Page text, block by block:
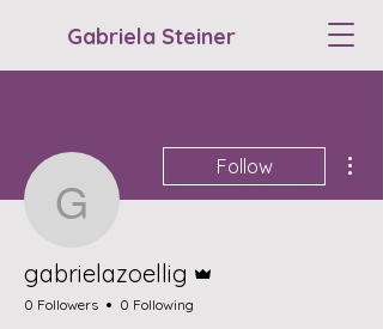
Gabriela Steiner
gabrielazoellig
Follow
gabrielazoellig
0 Followers 0 Following